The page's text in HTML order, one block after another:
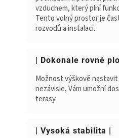
vzduchem, který plní
Tento volný prostor je
rozvodů a instalací.
| Dokonale rovné
Možnost výškově
nezávisle, Vám umožní
terasy.
| Vysoká stabilita |